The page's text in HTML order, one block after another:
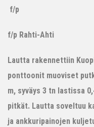
f/p
f/p Rahti-Ahti
Lautta rakennettiin
ponttoonit muoviset
m, syväys 3 tn lastissa
pitkät. Lautta soveltuu
ja ankkuripainojen